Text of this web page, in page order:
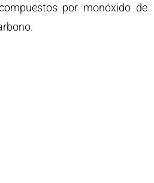
por monóxido de